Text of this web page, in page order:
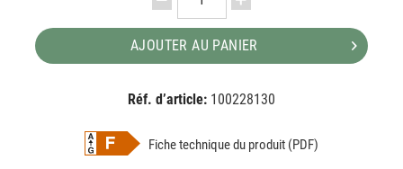
AJOUTER AU PANIER
Réf. d’article: 100228130
Fiche technique du produit (PDF)